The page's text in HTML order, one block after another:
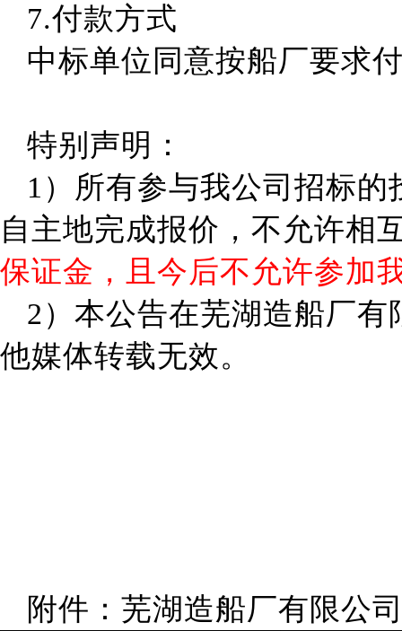
7.付款方式
中标单位 同意按船厂要求
特别声明：
1）所有参与我公司 招标的
自主地完成报价，不允许相
保证金，且今后不允许参加
2） 本公告在芜湖造船厂有
他媒体转载无效。
附件：芜湖造船厂有限公